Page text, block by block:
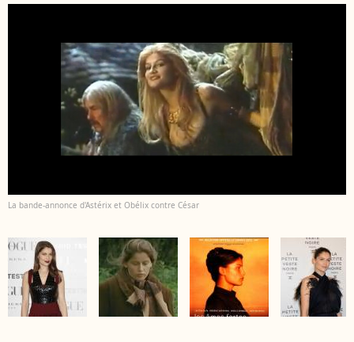
La bande-annonce d'Astérix et Obélix contre César